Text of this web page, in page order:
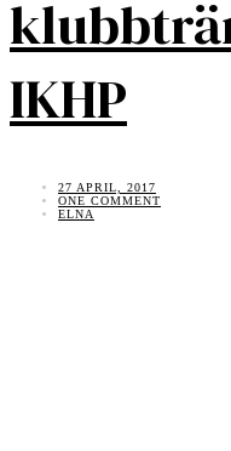
IKHP
27 APRIL, 2017
ONE COMMENT
ELNA